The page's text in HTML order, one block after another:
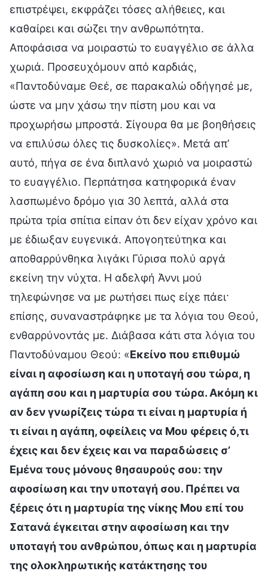
επιστρέψει, εκφράζει τόσες αλήθειες, και
καθαίρει και σώζει την ανθρωπότητα.
Αποφάσισα να μοιραστώ το ευαγγέλιο σε άλλα
χωριά. Προσευχόμουν από καρδιάς,
«Παντοδύναμε Θεέ, σε παρακαλώ οδήγησέ με,
ώστε να μην χάσω την πίστη μου και να
προχωρήσω μπροστά. Σίγουρα θα με βοηθήσεις
να επιλύσω όλες τις δυσκολίες». Μετά απ’
αυτό, πήγα σε ένα διπλανό χωριό να μοιραστώ
το ευαγγέλιο. Περπάτησα κατηφορικά έναν
λασπωμένο δρόμο για 30 λεπτά, αλλά στα
πρώτα τρία σπίτια είπαν ότι δεν είχαν χρόνο και
με έδιωξαν ευγενικά. Απογοητεύτηκα και
αποθαρρύνθηκα λιγάκι Γύρισα πολύ αργά
εκείνη την νύχτα. Η αδελφή Άννι μού
τηλεφώνησε να με ρωτήσει πως είχε πάει·
επίσης, συναναστράφηκε με τα λόγια του Θεού,
ενθαρρύνοντάς με. Διάβασα κάτι στα λόγια του
Παντοδύναμου Θεού: «Εκείνο που επιθυμώ
είναι η αφοσίωση και η υποταγή σου τώρα, η
αγάπη σου και η μαρτυρία σου τώρα. Ακόμη κι
αν δεν γνωρίζεις τώρα τι είναι η μαρτυρία ή
τι είναι η αγάπη, οφείλεις να Μου φέρεις ό,τι
έχεις και δεν έχεις και να παραδώσεις σ’
Εμένα τους μόνους θησαυρούς σου: την
αφοσίωση και την υποταγή σου. Πρέπει να
ξέρεις ότι η μαρτυρία της νίκης Μου επί του
Σατανά έγκειται στην αφοσίωση και την
υποταγή του ανθρώπου, όπως και η μαρτυρία
της ολοκληρωτικής κατάκτησης του